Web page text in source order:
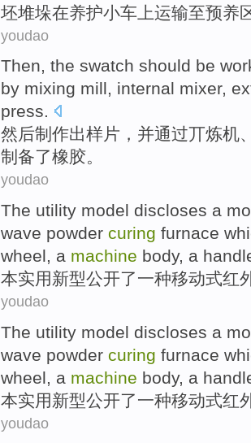
坯堆垛在养护小车 上运输至预养
youdao
Then, the swatch should be
by mixing mill, internal mixer,
press.
然后制作出样片 ，并通过丌炼机
制 备了橡胶。
youdao
The utility model discloses a
wave powder curing furnace
wheel, a machine body, a
本实用新型公开了一种移动式红
youdao
The utility model discloses a
wave powder curing furnace
wheel, a machine body, a
本实用新型公开了一种移动式红
youdao